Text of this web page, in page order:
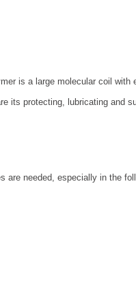
is a large molecular coil with
its protecting, lubricating and
needed, especially in the